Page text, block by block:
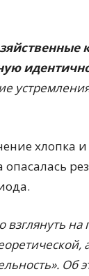
хлопка
опасалась
взглянуть